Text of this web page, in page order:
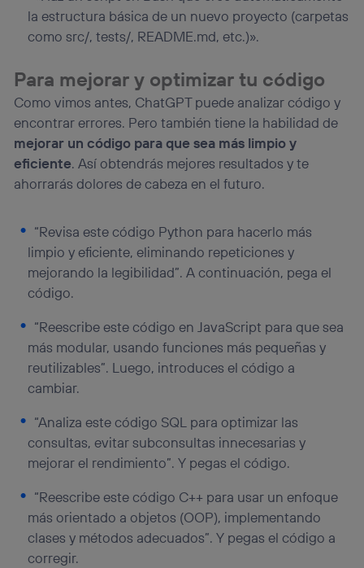
la estructura básica de un nuevo proyecto (carpetas
como src/, tests/, README.md, etc.)».
Para mejorar y optimizar tu código
Como vimos antes, ChatGPT puede analizar código y
encontrar errores. Pero también tiene la habilidad de
mejorar un código para que sea más limpio y
eficiente. Así obtendrás mejores resultados y te
ahorrarás dolores de cabeza en el futuro.
“Revisa este código Python para hacerlo más
limpio y eficiente, eliminando repeticiones y
mejorando la legibilidad”. A continuación, pega el
código.
“Reescribe este código en JavaScript para que sea
más modular, usando funciones más pequeñas y
reutilizables”. Luego, introduces el código a
cambiar.
“Analiza este código SQL para optimizar las
consultas, evitar subconsultas innecesarias y
mejorar el rendimiento”. Y pegas el código.
“Reescribe este código C++ para usar un enfoque
más orientado a objetos (OOP), implementando
clases y métodos adecuados”. Y pegas el código a
corregir.